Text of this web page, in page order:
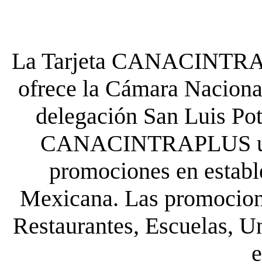
La Tarjeta
ofrece la Cámara
delegación San Luis
CANACINTRAPLUS
promociones en
Mexicana. Las
Restaurantes, Escuelas,